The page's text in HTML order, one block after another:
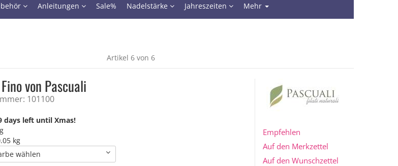
Anleitungen Sale% Nadelstärke Jahreszeiten Mehr
Artikel 6 von 6
von Pascuali
101100
days left until Xmas!
kg
wählen
Empfehlen
Auf den Merkzettel
Auf den Wunschzettel